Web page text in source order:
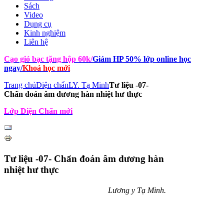
Sách
Video
Dụng cụ
Kinh nghiệm
Liên hệ
Cạo gió bạc tặng hộp 60k/Giảm HP 50% lớp online học
ngay/Khoá học mới
Trang chủDiện chẩnLY. Tạ MinhTư liệu -07-
Chẩn đoán âm dương hàn nhiệt hư thực
Lớp Diện Chẩn mới
Tư liệu -07- Chẩn đoán âm dương hàn
nhiệt hư thực
Lương y Tạ Minh.